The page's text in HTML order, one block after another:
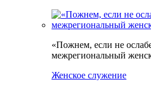
«Пожнем, если не
межрегиональный
Женское служение